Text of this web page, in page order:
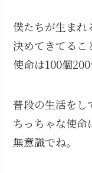
僕たちが生まれ
決めてきてるこ
使命は100個
普段の生活をし
ちっちゃな使命
無意識でね。